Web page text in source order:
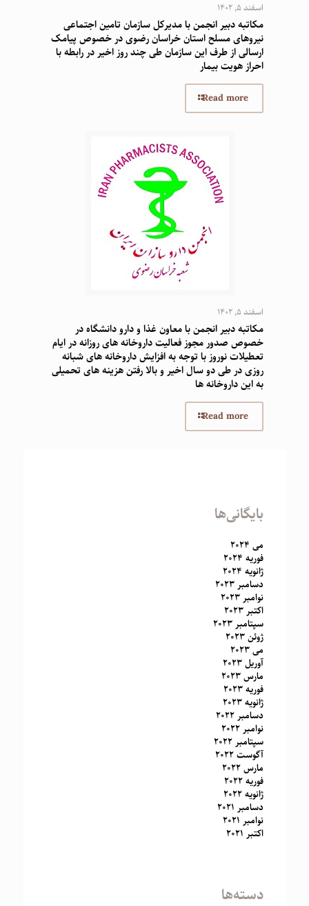
اسفند 5, 1402
مکاتبه دبیر انجمن با مدیرکل سازمان تامین اجتماعی
نیروهای مسلح استان خراسان رضوی در خصوص پیامک
ارسالی از طرف این سازمان طی چند روز اخیر در رابطه با
احراز هویت بیمار
Read more
اسفند 5, 1402
مکاتبه دبیر انجمن با معاون غذا و دارو دانشگاه در
خصوص صدور مجوز فعالیت داروخانه های روزانه در ایام
تعطیلات نوروز با توجه به افزایش داروخانه های شبانه
روزی در طی دو سال اخیر و بالا رفتن هزینه های تحمیلی
به این داروخانه ها
Read more
بایگانی‌ها
می 2024
فوریه 2024
ژانویه 2024
دسامبر 2023
نوامبر 2023
اکتبر 2023
سپتامبر 2023
ژوئن 2023
می 2023
آوریل 2023
مارس 2023
فوریه 2023
ژانویه 2023
دسامبر 2022
نوامبر 2022
سپتامبر 2022
آگوست 2022
مارس 2022
فوریه 2022
ژانویه 2022
دسامبر 2021
نوامبر 2021
اکتبر 2021
دسته‌ها